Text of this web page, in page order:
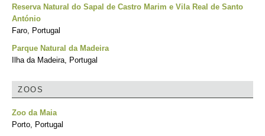
Reserva Natural do Sapal de Castro Marim e Vila Real de Santo
António
Faro, Portugal
Parque Natural da Madeira
Ilha da Madeira, Portugal
ZOOS
Zoo da Maia
Porto, Portugal